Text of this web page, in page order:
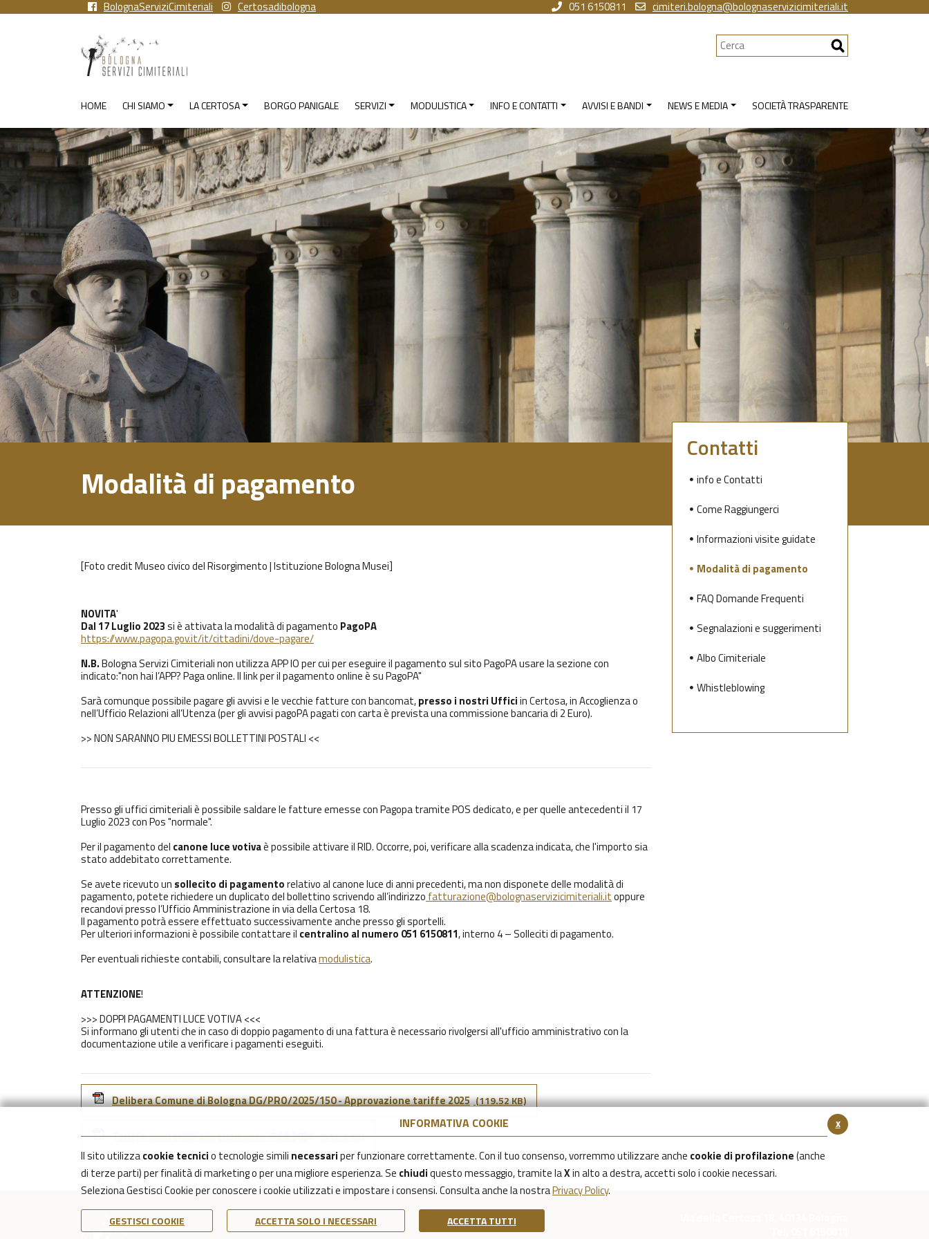
x
INFORMATIVA COOKIE
Il sito utilizzacookie tecnicio tecnologie simili necessariper funzionare correttamente. Con il tuo consenso, vorremmo utilizzare anche cookie di profilazione(anche
di terze parti) per finalità di marketing o per una migliore esperienza. Se chiudiquesto messaggio, tramite laXin alto a destra, accetti solo i cookie necessari.
Seleziona Gestisci Cookie per conoscere i cookie utilizzati e impostare i consensi. Consulta anche la nostraPrivacy Policy.
GESTISCI COOKIE ACCETTA SOLO I NECESSARI ACCETTA TUTTI
BolognaServiziCimiteriali Certosadibologna 051 6150811 cimiteri.bologna@bolognaservizicimiteriali.it
Cerca
HOME CHI SIAMO LA CERTOSA BORGO PANIGALE SERVIZI MODULISTICA INFO E CONTATTI AVVISI E BANDI NEWS E MEDIA SOCIETÀ TRASPARENTE
Modalità di pagamento
[Foto credit Museo civico del Risorgimento | Istituzione Bologna Musei]
NOVITA'
Dal 17 Luglio 2023si è attivata la modalità di pagamento PagoPA
https://www.pagopa.gov.it/it/cittadini/dove-pagare/
N.B.Bologna Servizi Cimiteriali non utilizza APP IO per cui per eseguire il pagamento sul sito PagoPA usare la sezione con
indicato:"non hai l’APP? Paga online. Il link per il pagamento online è su PagoPA"
Sarà comunque possibile pagare gli avvisi e le vecchie fatture con bancomat,presso i nostri Ufficiin Certosa, in Accoglienza o
nell’Ufficio Relazioni all’Utenza (per gli avvisi pagoPA pagati con carta è prevista una commissione bancaria di 2 Euro).
>> NON SARANNO PIU EMESSI BOLLETTINI POSTALI <<
Presso gli uffici cimiteriali è possibile saldare le fatture emesse con Pagopa tramite POS dedicato, e per quelle antecedenti il 17
Luglio 2023 con Pos "normale".
Per il pagamento del canone luce votivaè possibile attivare il RID. Occorre, poi, verificare alla scadenza indicata, che l'importo sia
stato addebitato correttamente.
Se avete ricevuto un sollecito di pagamentorelativo al canone luce di anni precedenti, ma non disponete delle modalità di
pagamento, potete richiedere un duplicato del bollettino scrivendo all’indirizzo fatturazione@bolognaservizicimiteriali.itoppure
recandovi presso l’Ufficio Amministrazione in via della Certosa 18.
Il pagamento potrà essere effettuato successivamente anche presso gli sportelli.
Per ulteriori informazioni è possibile contattare il centralino al numero 051 6150811, interno 4 – Solleciti di pagamento.
Per eventuali richieste contabili, consultare la relativamodulistica.
ATTENZIONE!
>>> DOPPI PAGAMENTI LUCE VOTIVA <<<
Si informano gli utenti che in caso di doppio pagamento di una fattura è necessario rivolgersi all'ufficio amministrativo con la
documentazione utile a verificare i pagamenti eseguiti.
Delibera Comune di Bologna DG/PRO/2025/150 - Approvazione tariffe 2025 (119.52 KB)
Tariffe cimiteriali adeguamento IPCA 2024 (512.2 KB)
Contatti
info e Contatti
Come Raggiungerci
Informazioni visite guidate
Modalità di pagamento
FAQ Domande Frequenti
Segnalazioni e suggerimenti
Albo Cimiteriale
Whistleblowing